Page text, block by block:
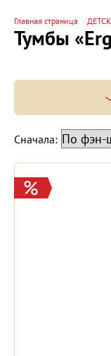
Главная страница
Тумбы
Сначала: